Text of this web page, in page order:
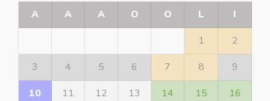
A
A A O O L
I
1
2
3
4 5 6 7 8
9
10
11 12 13 14 15
16